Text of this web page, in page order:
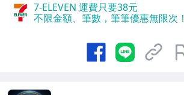
7-ELEVEN 運費只要38元
不限金額、筆數，筆筆優惠無限次！